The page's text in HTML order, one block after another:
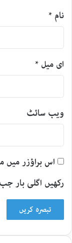
نام *
ای میل *
ویب‌ سائٹ
اس براؤزر میں
رکھیں اگلی بار